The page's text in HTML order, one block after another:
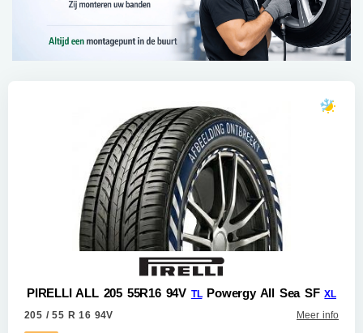
PIRELLI ALL 205 55R16 94V TLPowergy All Sea SFXL
205 / 55 R 16 94V
Meer info